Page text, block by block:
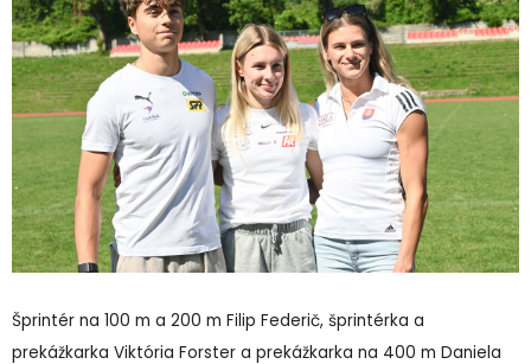
Šprintér na 100 m a 200 m Filip Federič, šprintérka a
prekážkarka Viktória Forster a prekážkarka na 400 m Daniela